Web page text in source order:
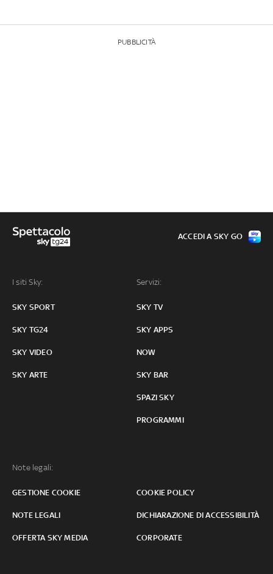
PUBBLICITÀ
I siti Sky:
SKY SPORT
SKY TG24
SKY VIDEO
SKY ARTE
Servizi:
SKY TV
SKY APPS
NOW
SKY BAR
SPAZI SKY
PROGRAMMI
Note legali:
GESTIONE COOKIE COOKIE POLICY
NOTE LEGALI DICHIARAZIONE DI ACCESSIBILITÀ
OFFERTA SKY MEDIA CORPORATE
ACCEDI A SKY GO